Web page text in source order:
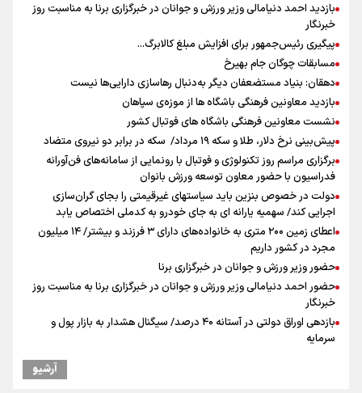
بازدید احمد دنیامالی وزیر ورزش و جوانان در خبرگزاری برنا به مناسبت روز
خبرنگار
پیگیری رئیس‌جمهور برای افزایش مبلغ کالابرگ...
مسابقات چوگان جام بهیرخ
دهقان: بنیاد مستضعفان دیگر به‌دنبال رهاسازی دارایی‌ها نیست
بازدید معاونین فرهنگی باشگاه ها از موزه‌ی سپاهان
نشست معاونین فرهنگی باشگاه های فوتبال کشور
پیش‌بینی نرخ دلار، طلا و سکه ۱۹ مرداد/ سکه در برابر دو نیروی متضاد
برگزاری مراسم روز تکنولوژی و فوتبال با رونمایی از سامانه‌های فن‌آورانه
فدراسیون با حضور معاون توسعه ورزش بانوان
دولت در خصوص بنزین باید سیاستهای غیرقیمتی را بجای گران‌سازی
اجرایی کند/ سهمیه یارانه ای به جای خودرو به کدملی اختصاص یابد
اعطای زمین ۲۰۰ متری به خانواده‌های دارای ۳ فرزند و بیشتر/ ۱۴ میلیون
مجرد در کشور داریم
حضور وزیر ورزش و جوانان در خبرگزاری برنا
حضور احمد دنیامالی وزیر ورزش و جوانان در خبرگزاری برنا به مناسبت روز
خبرنگار
بازدهی اوراق دولتی در آستانه ۴۰ درصد/ سیگنال هشدار به بازار پول و
سرمایه
آرشیو